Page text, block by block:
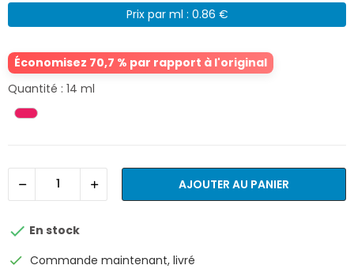
Prix par ml : 0.86 €
Économisez 70,7 % par rapport à l'original
Quantité : 14 ml
AJOUTER AU PANIER
 En stock
check Commande maintenant, livré